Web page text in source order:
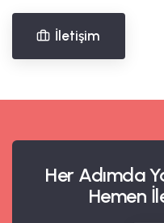
İletişim
Her Adımda
Hemen